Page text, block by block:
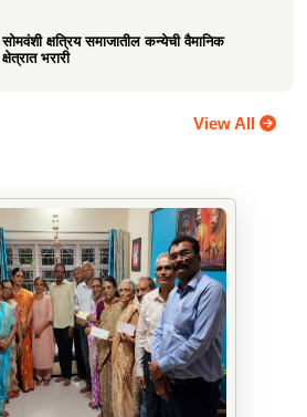
सोमवंशी क्षत्रिय समाजातील कन्येची वैमानिक
क्षेत्रात भरारी
कु. आलाप किशोर सावे, आपल्या अथक परिश्रम व
गुणवत्तेवर यशस्वीर...
Achievements
View All